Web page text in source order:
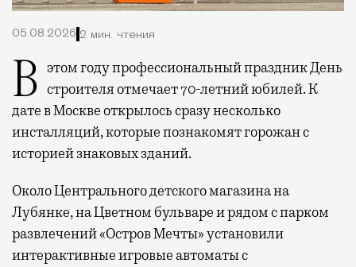
05.08.2026 2 мин. чтения
В этом году профессиональный праздник День строителя отмечает 70-летний юбилей. К
дате в Москве открылось сразу несколько
инсталляций, которые познакомят горожан с
историей знаковых зданий.
Около Центрального детского магазина на
Лубянке, на Цветном бульваре и рядом с парком
развлечений «Остров Мечты» установили
интерактивные игровые автоматы с